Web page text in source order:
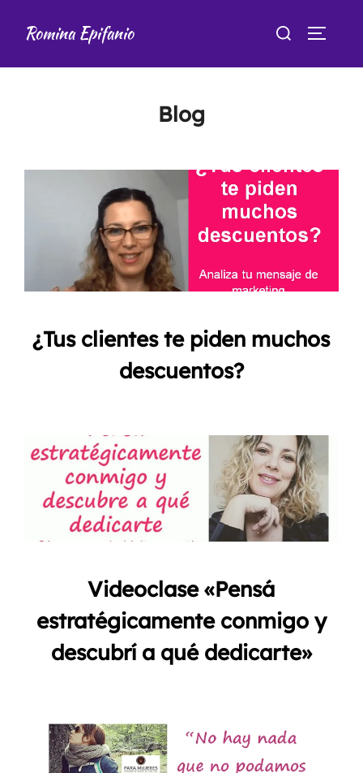
Romina Epifanio Buscar:
Blog
¿Tus clientes te piden muchos
descuentos?
Videoclase «Pensá
estratégicamente conmigo y
descubrí a qué dedicarte»